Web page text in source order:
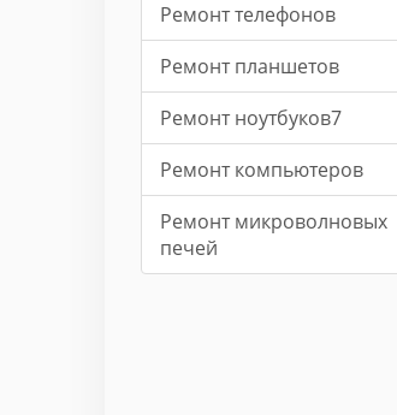
Ремонт телефонов
Ремонт планшетов
Ремонт ноутбуков7
Ремонт компьютеров
Ремонт микроволновых
печей